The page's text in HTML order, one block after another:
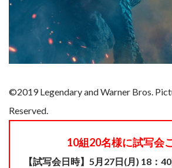
©2019 Legendary and Warner Bros.
Reserved.
10組20名様に試写会
【試写会日時】5月27日(月) 18：